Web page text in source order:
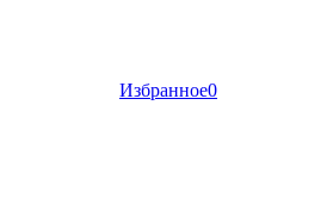
Избранное0